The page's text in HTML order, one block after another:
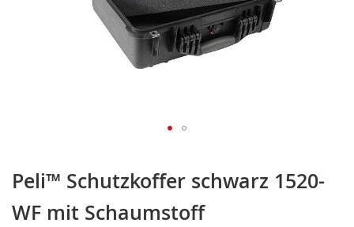
Peli™ Schutzkoffer schwarz 1520-
WF mit Schaumstoff
Anfang
der
Bildergalerie